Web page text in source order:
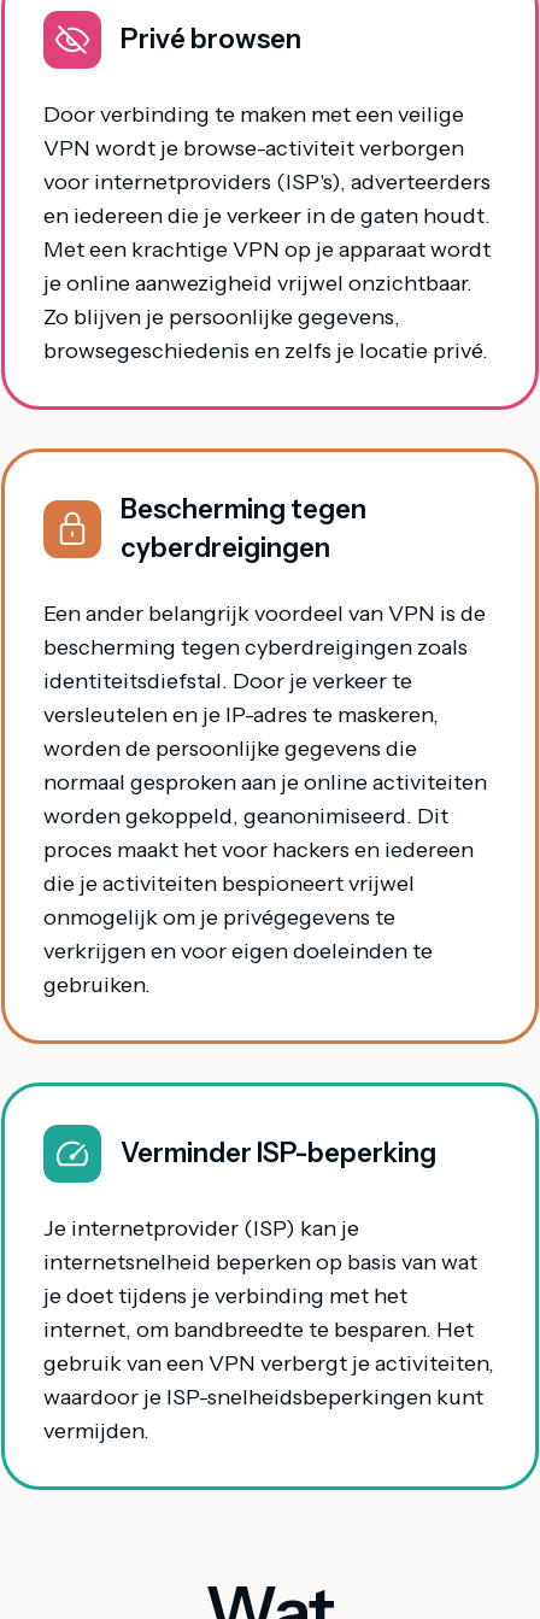
Privé browsen
Door verbinding te maken met een veilige
VPN wordt je browse-activiteit verborgen
voor internetproviders (ISP's), adverteerders
en iedereen die je verkeer in de gaten houdt.
Met een krachtige VPN op je apparaat wordt
je online aanwezigheid vrijwel onzichtbaar.
Zo blijven je persoonlijke gegevens,
browsegeschiedenis en zelfs je locatie privé.
Bescherming tegen
cyberdreigingen
Een ander belangrijk voordeel van VPN is de
bescherming tegen cyberdreigingen zoals
identiteitsdiefstal. Door je verkeer te
versleutelen en je IP-adres te maskeren,
worden de persoonlijke gegevens die
normaal gesproken aan je online activiteiten
worden gekoppeld, geanonimiseerd. Dit
proces maakt het voor hackers en iedereen
die je activiteiten bespioneert vrijwel
onmogelijk om je privégegevens te
verkrijgen en voor eigen doeleinden te
gebruiken.
Verminder ISP-beperking
Je internetprovider (ISP) kan je
internetsnelheid beperken op basis van wat
je doet tijdens je verbinding met het
internet, om bandbreedte te besparen. Het
gebruik van een VPN verbergt je activiteiten,
waardoor je ISP-snelheidsbeperkingen kunt
vermijden.